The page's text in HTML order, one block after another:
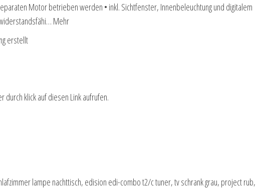
Motor betrieben werden • inkl. Sichtfenster, Innenbeleuchtung und digitalem
Mehr
erstellt
durch klick auf diesen Link aufrufen.
lampe nachttisch, edision edi-combo t2/c tuner, tv schrank grau, project rub,